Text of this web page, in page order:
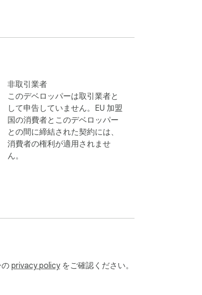
非取引業者
このデベロッパーは取引業者と
して申告していません。EU 加盟
国の消費者とこのデベロッパー
との間に締結された契約には、
消費者の権利が適用されませ
ん。
privacy policyをご確認ください。